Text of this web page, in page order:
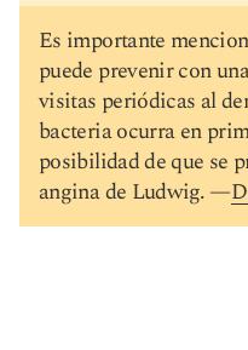
Es importante
puede prevenir con
visitas periódicas al
bacteria ocurra en
posibilidad de que se
angina de Ludwig. —